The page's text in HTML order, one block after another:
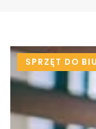
SPRZĘT DO